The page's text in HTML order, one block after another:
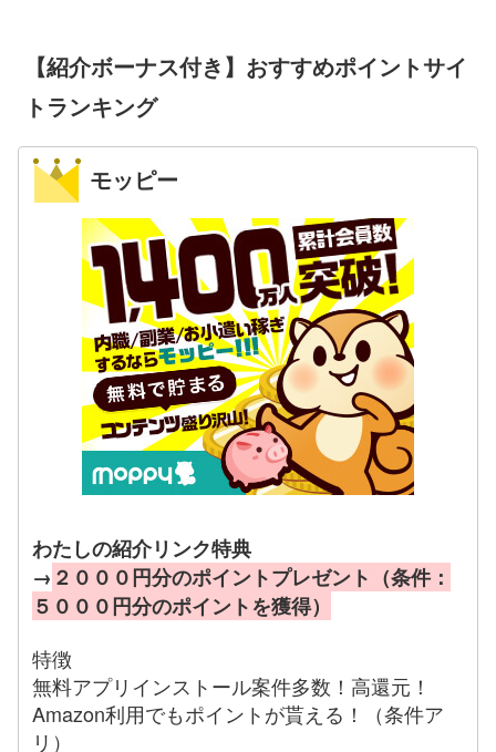
【紹介ボーナス付き】おすすめポイントサイ
トランキング
モッピー
わたしの紹介リンク特典
→ ２０００円分のポイントプレゼント（条件：
５０００円分のポイントを獲得）
特徴
無料アプリインストール案件多数！高還元！
Amazon利用でもポイントが貰える！（条件ア
リ）